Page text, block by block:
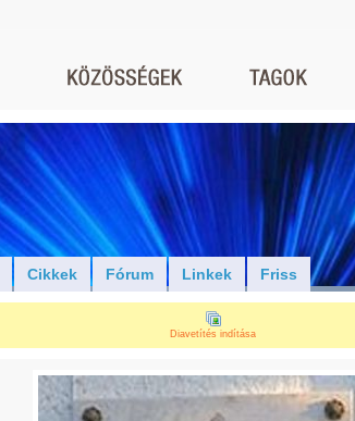
Cikkek Fórum Linkek Friss
Diavetítés indítása